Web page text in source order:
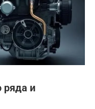
ряда и